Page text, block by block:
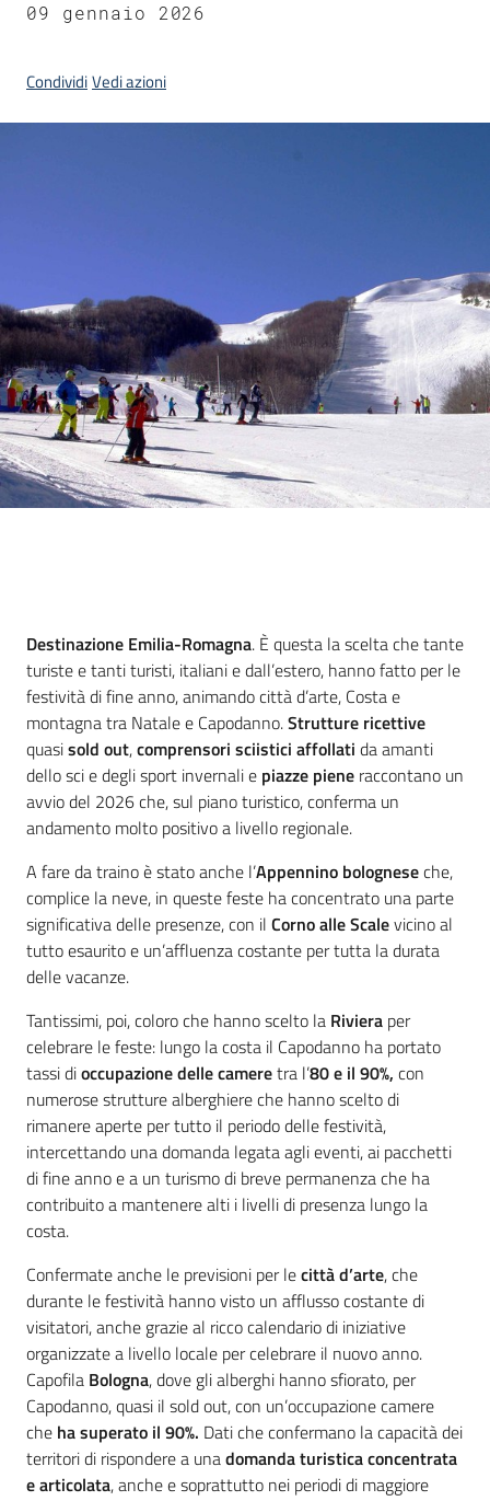
09 gennaio 2026
CondividiVedi azioni
Introduzione
Destinazione Emilia-Romagna. È questa la scelta che tante
turiste e tanti turisti, italiani e dall’estero, hanno fatto per le
festività di fine anno, animando città d’arte, Costa e
montagna tra Natale e Capodanno.Strutture ricettive
quasisold out,comprensori sciistici affollati da amanti
dello sci e degli sport invernali e piazze piene raccontano un
avvio del 2026 che, sul piano turistico, conferma un
andamento molto positivo a livello regionale.
A fare da traino è stato anche l’Appennino bologneseche,
complice la neve, in queste feste ha concentrato una parte
significativa delle presenze, con il Corno alle Scalevicino al
tutto esaurito e un’affluenza costante per tutta la durata
delle vacanze.
Tantissimi, poi, coloro che hanno scelto la Riviera per
celebrare le feste: lungo la costa il Capodanno ha portato
tassi dioccupazione delle cameretra l’80 e il 90%, con
numerose strutture alberghiere che hanno scelto di
rimanere aperte per tutto il periodo delle festività,
intercettando una domanda legata agli eventi, ai pacchetti
di fine anno e a un turismo di breve permanenza che ha
contribuito a mantenere alti i livelli di presenza lungo la
costa.
Confermate anche le previsioni per lecittà d’arte, che
durante le festività hanno visto un afflusso costante di
visitatori, anche grazie al ricco calendario di iniziative
organizzate a livello locale per celebrare il nuovo anno.
Capofila Bologna, dove gli alberghi hanno sfiorato, per
Capodanno, quasi il sold out, con un’occupazione camere
che ha superato il 90%. Dati che confermano la capacità dei
territori di rispondere a unadomanda turistica concentrata
e articolata, anche e soprattutto nei periodi di maggiore